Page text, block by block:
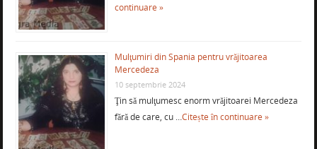
continuare »
Mulţumiri din Spania pentru vrăjitoarea
Mercedeza
10 septembrie 2024
Ţin să mulţumesc enorm vrăjitoarei Mercedeza
fără de care, cu …Citește în continuare »